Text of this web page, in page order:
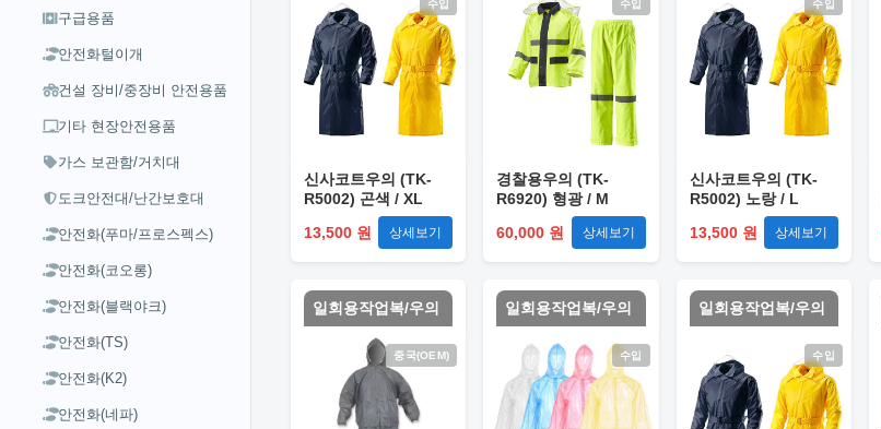
구급용품
안전화털이개
건설 장비/중장비 안전용품
기타 현장안전용품
가스 보관함/거치대
도크안전대/난간보호대
안전화(푸마/프로스펙스)
안전화(코오롱)
안전화(블랙야크)
안전화(TS)
안전화(K2)
안전화(네파)
수입
신사코트우의 (TK-
R5002) 곤색 / XL
13,500 원
상세보기
수입
경찰용우의 (TK-
R6920) 형광 / M
60,000 원
상세보기
수입
신사코트우의 (TK-
R5002) 노랑 / L
13,500 원
상세보기
일회용작업복/우의
중국(OEM)
일회용작업복/우의
수입
일회용작업복/우의
수입